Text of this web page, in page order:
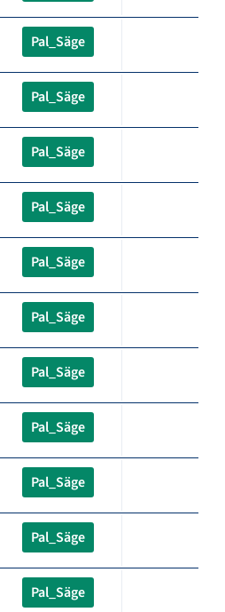
Pal_Säge
Pal_Säge
Pal_Säge
Pal_Säge
Pal_Säge
Pal_Säge
Pal_Säge
Pal_Säge
Pal_Säge
Pal_Säge
Pal_Säge